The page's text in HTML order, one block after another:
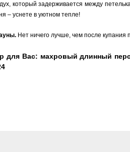
который задерживается между
– уснете в уютном тепле!
Нет ничего лучше, чем после купания
Вас: махровый длинный